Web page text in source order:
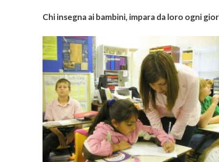
Chi insegna ai bambini, impara da loro ogni